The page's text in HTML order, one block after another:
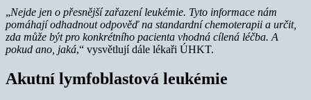
„Nejde jen o přesnější zařazení leukémie. Tyto informace nám
pomáhají odhadnout odpověď na standardní chemoterapii a určit,
zda může být pro konkrétního pacienta vhodná cílená léčba. A
pokud ano, jaká,“ vysvětlují dále lékaři ÚHKT.
Akutní lymfoblastová leukémie